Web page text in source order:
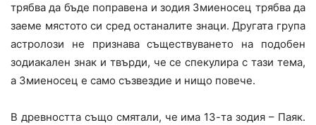
трябва да бъде поправена и зодия Змиеносец трябва да
заеме мястото си сред останалите знаци. Другата група
астролози не признава съществуването на подобен
зодиакален знак и твърди, че се спекулира с тази тема,
а Змиеносец е само съзвездие и нищо повече.
В древността също смятали, че има 13-та зодия – Паяк.